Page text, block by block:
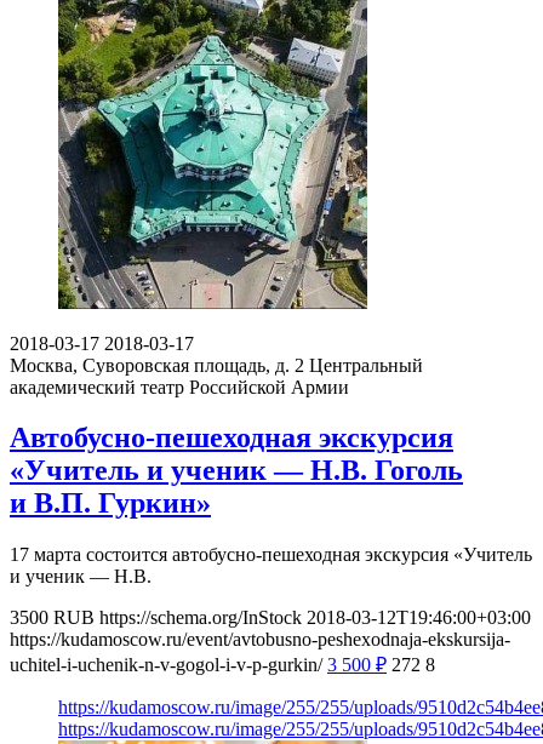
2018-03-17 2018-03-17
Москва, Суворовская площадь, д. 2 Центральный
академический театр Российской Армии
Автобусно-пешеходная экскурсия
«Учитель и ученик — Н.В. Гоголь
и В.П. Гуркин»
17 марта состоится автобусно-пешеходная экскурсия «Учитель
и ученик — Н.В.
3500 RUB https://schema.org/InStock 2018-03-12T19:46:00+03:00
https://kudamoscow.ru/event/avtobusno-peshexodnaja-ekskursija-
uchitel-i-uchenik-n-v-gogol-i-v-p-gurkin/ 3 500 ₽ 272 8
https://kudamoscow.ru/image/255/255/uploads/
https://kudamoscow.ru/image/255/255/uploads/